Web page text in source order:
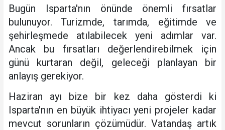
Bugün Isparta'nın önünde önemli fırsatlar
bulunuyor. Turizmde, tarımda, eğitimde ve
şehirleşmede atılabilecek yeni adımlar var.
Ancak bu fırsatları değerlendirebilmek için
günü kurtaran değil, geleceği planlayan bir
anlayış gerekiyor.
Haziran ayı bize bir kez daha gösterdi ki
Isparta'nın en büyük ihtiyacı yeni projeler kadar
mevcut sorunların çözümüdür. Vatandaş artık